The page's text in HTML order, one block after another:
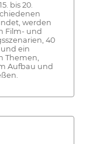
bis 20.
werden
Film- und
40
ein
Themen,
Aufbau und